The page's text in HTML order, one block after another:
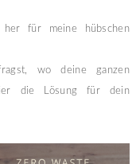
her für meine hübschen
wo deine ganzen
die Lösung für dein